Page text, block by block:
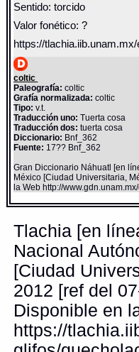
Sentido: torcido
Valor fonético: ?
https://
coltic
Paleografía: coltic
Grafía normalizada: coltic
Tipo: v.t.
Traducción uno: Tuerta cosa
Traducción dos: tuerta cosa
Diccionario: Bnf_362
Fuente: 17?? Bnf_362
Gran Diccionario Náhuatl [en
México [Ciudad Universitaria,
la Web http://
Tlachia [en
Nacional
[Ciudad
2012 [ref del
Disponible en
https://